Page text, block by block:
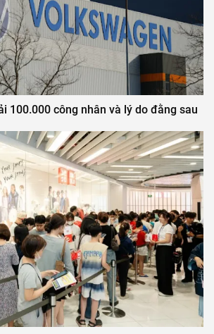
100.000 công nhân và lý do đằng sau